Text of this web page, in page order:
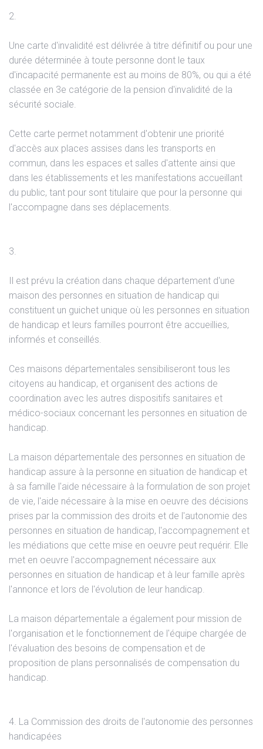
2.
Une carte d'invalidité est délivrée à titre définitif ou pour une
durée déterminée à toute personne dont le taux
d'incapacité permanente est au moins de 80%, ou qui a été
classée en 3e catégorie de la pension d'invalidité de la
sécurité sociale.
Cette carte permet notamment d'obtenir une priorité
d'accès aux places assises dans les transports en
commun, dans les espaces et salles d'attente ainsi que
dans les établissements et les manifestations accueillant
du public, tant pour sont titulaire que pour la personne qui
l'accompagne dans ses déplacements.
3.
Il est prévu la création dans chaque département d'une
maison des personnes en situation de handicap qui
constituent un guichet unique où les personnes en situation
de handicap et leurs familles pourront être accueillies,
informés et conseillés.
Ces maisons départementales sensibiliseront tous les
citoyens au handicap, et organisent des actions de
coordination avec les autres dispositifs sanitaires et
médico-sociaux concernant les personnes en situation de
handicap.
La maison départementale des personnes en situation de
handicap assure à la personne en situation de handicap et
à sa famille l'aide nécessaire à la formulation de son projet
de vie, l'aide nécessaire à la mise en oeuvre des décisions
prises par la commission des droits et de l'autonomie des
personnes en situation de handicap, l'accompagnement et
les médiations que cette mise en oeuvre peut requérir. Elle
met en oeuvre l'accompagnement nécessaire aux
personnes en situation de handicap et à leur famille après
l'annonce et lors de l'évolution de leur handicap.
La maison départementale a également pour mission de
l'organisation et le fonctionnement de l'équipe chargée de
l'évaluation des besoins de compensation et de
proposition de plans personnalisés de compensation du
handicap.
4. La Commission des droits de l'autonomie des personnes
handicapées